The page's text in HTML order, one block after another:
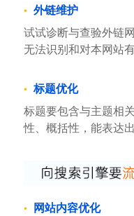
外链维护
试试诊断与查验外链
无法识别和对本网站
标题优化
标题要包含与主题相
性、概括性，能表达
网站内容优化